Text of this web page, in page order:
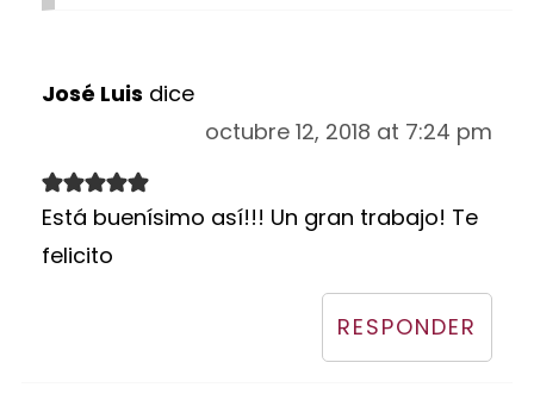
José Luis dice
octubre 12, 2018 at 7:24 pm
Está buenísimo así!!! Un gran trabajo! Te
felicito
RESPONDER